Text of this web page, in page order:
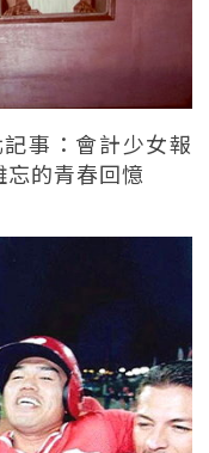
事：會計少女報
的青春回憶